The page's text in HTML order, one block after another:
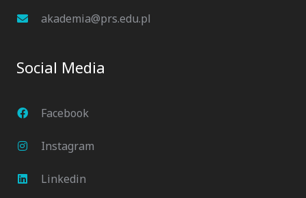
akademia@prs.edu.pl
Social Media
Facebook
Instagram
Linkedin